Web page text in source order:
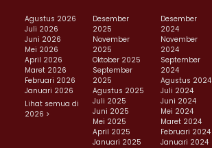
Agustus 2026
Juli 2026
Juni 2026
Mei 2026
April 2026
Maret 2026
Februari 2026
Januari 2026
Lihat semua di
2026 >
Desember
2025
November
2025
Oktober 2025
September
2025
Agustus 2025
Juli 2025
Juni 2025
Mei 2025
April 2025
Januari 2025
Desember
2024
November
2024
September
2024
Agustus 2024
Juli 2024
Juni 2024
Mei 2024
Maret 2024
Februari 2024
Januari 2024